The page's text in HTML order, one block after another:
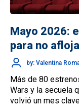
Mayo 2026:
para no
by: Valentina
Más de 80
Wars y la secuela
volvió un mes